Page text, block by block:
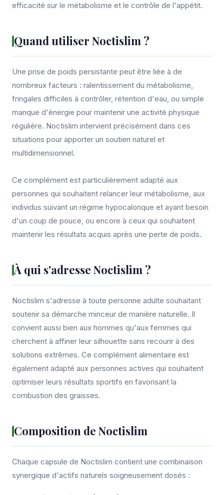
efficacité sur le métabolisme et le contrôle de l'appétit.
Quand utiliser Noctislim ?
Une prise de poids persistante peut être liée à de
nombreux facteurs : ralentissement du métabolisme,
fringales difficiles à contrôler, rétention d'eau, ou simple
manque d'énergie pour maintenir une activité physique
régulière. Noctislim intervient précisément dans ces
situations pour apporter un soutien naturel et
multidimensionnel.
Ce complément est particulièrement adapté aux
personnes qui souhaitent relancer leur métabolisme, aux
individus suivant un régime hypocalorique et ayant besoin
d'un coup de pouce, ou encore à ceux qui souhaitent
maintenir les résultats acquis après une perte de poids.
À qui s'adresse Noctislim ?
Noctislim s'adresse à toute personne adulte souhaitant
soutenir sa démarche minceur de manière naturelle. Il
convient aussi bien aux hommes qu'aux femmes qui
cherchent à affiner leur silhouette sans recourir à des
solutions extrêmes. Ce complément alimentaire est
également adapté aux personnes actives qui souhaitent
optimiser leurs résultats sportifs en favorisant la
combustion des graisses.
Composition de Noctislim
Chaque capsule de Noctislim contient une combinaison
synergique d'actifs naturels soigneusement dosés :